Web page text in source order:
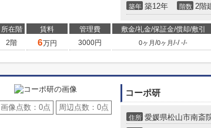
築年 築12年 階数 2階
所在階 賃料 管理費 敷金/礼金/保証金/償却/敷引
2階
6万円 3000円 0ヶ月/0ヶ月/-/-/-
画像点数： 0点 周辺点数： 0点
コーポ研
住所 愛媛県松山市南斎